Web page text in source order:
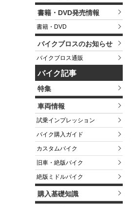
書籍・DVD発売情報
書籍・DVD
バイクブロスのお知らせ
バイクブロス通販
バイク記事
特集
車両情報
試乗インプレッション
バイク購入ガイド
カスタムバイク
旧車・絶版バイク
絶版ミドルバイク
購入基礎知識